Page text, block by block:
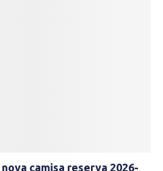
camisa reserva 2026-